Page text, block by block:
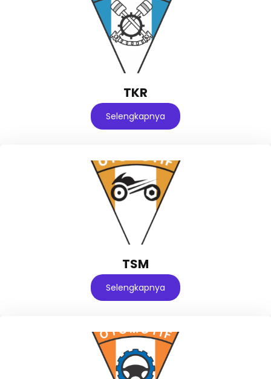
TKR
Selengkapnya
TSM
Selengkapnya